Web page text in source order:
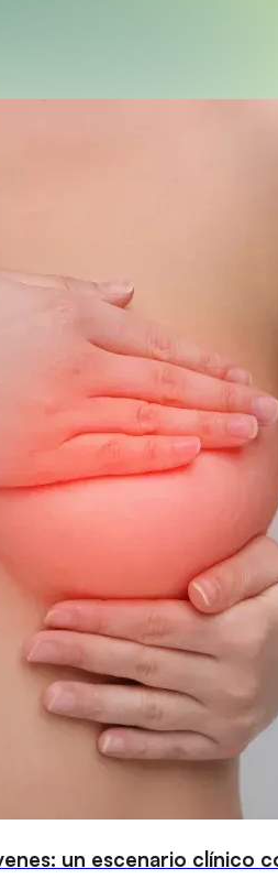
un escenario clínico